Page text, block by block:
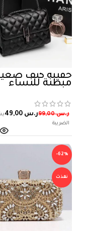
حقيبة كتف
مبطنة للنساء
ر.س99,00 ر.س
-62%
نفذت